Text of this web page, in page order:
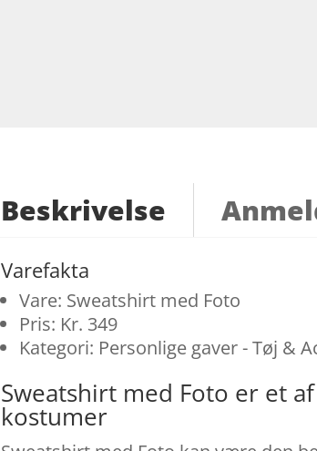
Beskrivelse
Varefakta
Vare: Sweatshirt med Foto
Pris: Kr. 349
Kategori: Personlige gaver - Tøj &
Sweatshirt med Foto er et
kostumer